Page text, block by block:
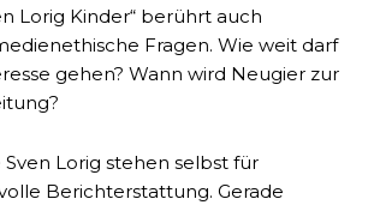
Lorig Kinder“ berührt auch
Fragen. Wie weit darf
gehen? Wann wird Neugier zur
Lorig stehen selbst für
Berichterstattung. Gerade